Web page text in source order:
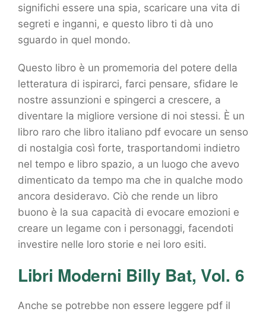
significhi essere una spia, scaricare una vita di
segreti e inganni, e questo libro ti dà uno
sguardo in quel mondo.
Questo libro è un promemoria del potere della
letteratura di ispirarci, farci pensare, sfidare le
nostre assunzioni e spingerci a crescere, a
diventare la migliore versione di noi stessi. È un
libro raro che libro italiano pdf evocare un senso
di nostalgia così forte, trasportandomi indietro
nel tempo e libro spazio, a un luogo che avevo
dimenticato da tempo ma che in qualche modo
ancora desideravo. Ciò che rende un libro
buono è la sua capacità di evocare emozioni e
creare un legame con i personaggi, facendoti
investire nelle loro storie e nei loro esiti.
Libri Moderni Billy Bat, Vol. 6
Anche se potrebbe non essere leggere pdf il